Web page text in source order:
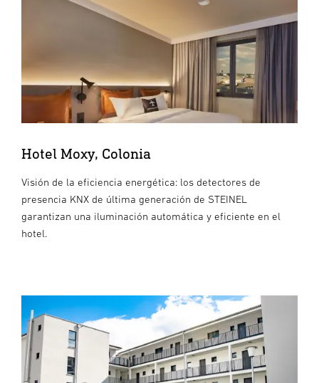
Hotel Moxy, Colonia
Visión de la eficiencia energética: los detectores de
presencia KNX de última generación de STEINEL
garantizan una iluminación automática y eficiente en el
hotel.